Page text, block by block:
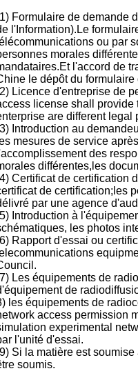
Formulaire de demande
l'Information).Le
ou par
morales
l'accord de
le dépôt du
Licence d'entreprise de
license shall provide
are different legal
Introduction au
mesures de service
des
différentes,les
Certificat de certification
de certification;les
par une agence
Introduction à
les photos
Rapport d'essai ou
Les équipements de
de
les équipements de
access permission
experimental
l'unité d'essai.
Si la matière est
soumis.